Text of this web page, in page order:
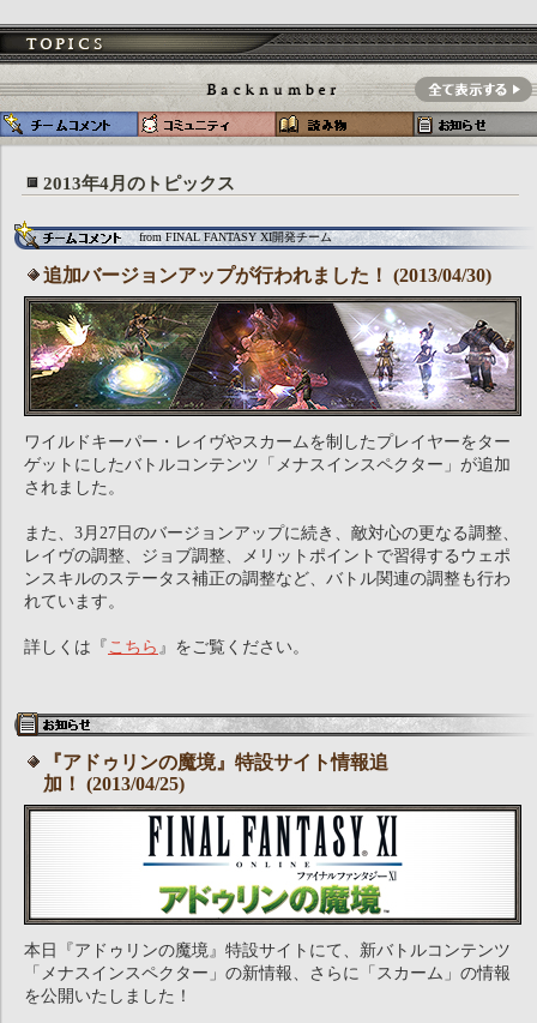
2013年4月のトピックス
from FINAL FANTASY XI開発チーム
追加バージョンアップが行われました！ (2013/04/30)
ワイルドキーパー・レイヴやスカームを制したプレイヤーをター
ゲットにしたバトルコンテンツ「メナスインスペクター」が追加
されました。
また、3月27日のバージョンアップに続き、敵対心の更なる調整、
レイヴの調整、ジョブ調整、メリットポイントで習得するウェポ
ンスキルのステータス補正の調整など、バトル関連の調整も行わ
れています。
詳しくは『 こちら 』をご覧ください。
『アドゥリンの魔境』特設サイト情報追
加！ (2013/04/25)
本日『アドゥリンの魔境』特設サイトにて、新バトルコンテンツ
「メナスインスペクター」の新情報、さらに「スカーム」の情報
を公開いたしました！